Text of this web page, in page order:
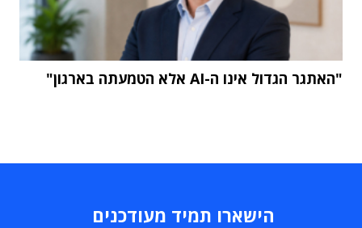
"האתגר הגדול אינו ה-AI אלא הטמעתה בארגון"
הישארו תמיד מעודכנים